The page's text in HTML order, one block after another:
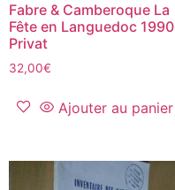
Fabre & Camberoque La
Fête en Languedoc 1990
Privat
32,00€
Ajouter au panier